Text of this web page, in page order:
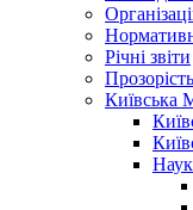
Річні звіти
Київська